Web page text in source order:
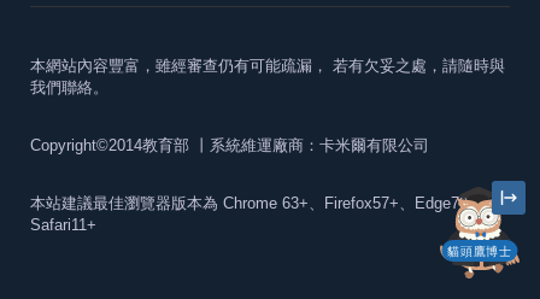
貓頭鷹博士
本網站內容豐富，雖經審查仍有可能疏漏， 若有欠妥之處，請隨時與
我們聯絡。
Copyright©2014教育部 丨系統維運廠商：卡米爾有限公司
本站建議最佳瀏覽器版本為 Chrome 63+、Firefox57+、Edge79+及
Safari11+